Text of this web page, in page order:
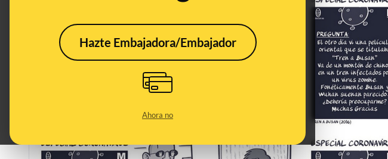
Hazte Embajadora/Embajador
Ahora no